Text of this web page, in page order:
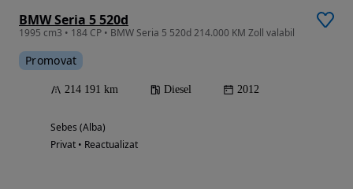
BMW Seria 5 520d
1995 cm3 • 184 CP • BMW Seria 5 520d 214.000 KM Zoll valabil
Promovat
214 191 km Diesel 2012
Sebes (Alba)
Privat • Reactualizat